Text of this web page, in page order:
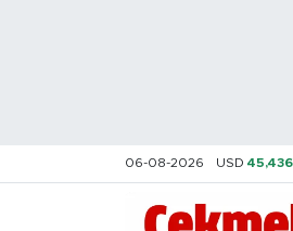
06-08-2026 USD